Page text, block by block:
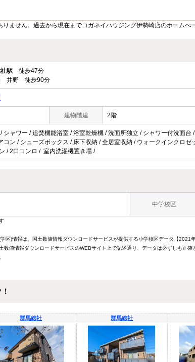
ません。過去から現在までコガネイハウジング伊勢崎店のホームぺ
駅 徒歩47分
井野 徒歩90分
建物階建 2階
シャワー / 追焚機能浴室 / 浴室乾燥機 / 洗面所独立 / シャワー付洗面
コン / シューズボックス / 床下収納 / 全居室収納 / ウォークインクロ
/ 2口コンロ / 室内洗濯機置き場 /
中学校区
区)情報は、国土数値情報ダウンロードサービスが提供する小学校区データ【
数値情報ダウンロードサービスのWEBサイト上で記述通り、データは必ずしも正
群馬総社 群馬総社